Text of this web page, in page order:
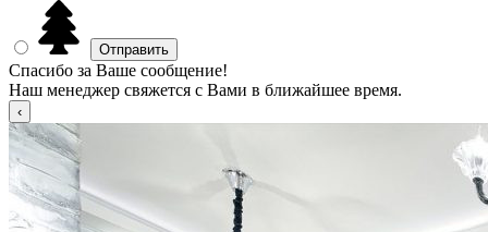
Спасибо за Ваше сообщение!
Наш менеджер свяжется с Вами в ближайшее время.